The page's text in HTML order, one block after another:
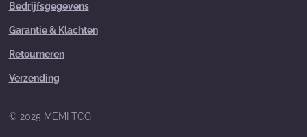
Bedrijfsgegevens
Garantie & Klachten
Retourneren
Verzending
© 2025 MEMI TCG